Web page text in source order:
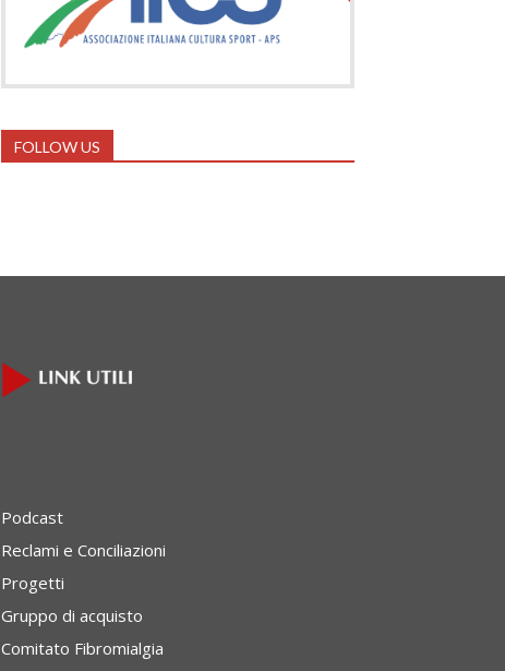
FOLLOW US
Podcast
Reclami e Conciliazioni
Progetti
Gruppo di acquisto
Comitato Fibromialgia